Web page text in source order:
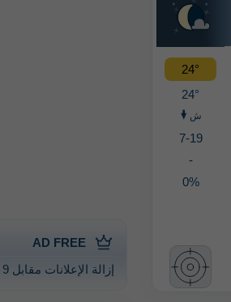
AD FREE
إزالة الإعلانات مقابل 9 يورو سنويًا
24°
24°
ش
7-19
-
0%